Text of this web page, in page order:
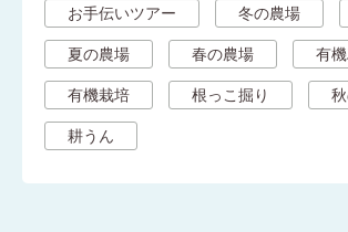
お手伝いツアー 冬の農場
夏の農場 春の農場 有
有機栽培 根っこ掘り
耕うん